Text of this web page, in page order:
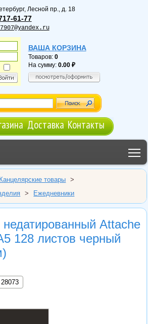
, Лесной пр., д. 18
61-77
ВАША КОРЗИНА
Товаров: 0
На сумму: 0.00
Доставка Контакты
Канцелярские товары
>
> Ежедневники
Attache
128 листов черный